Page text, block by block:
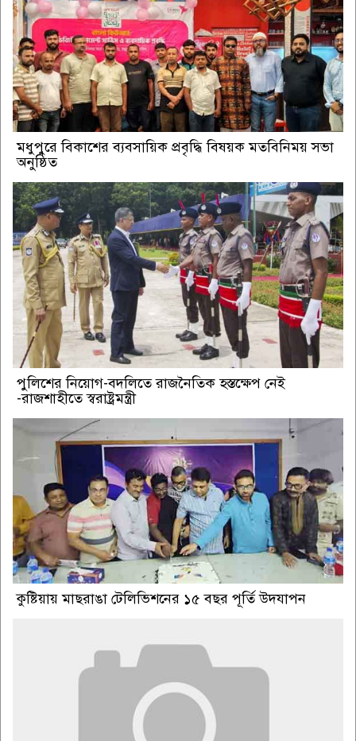
মধুপুরে বিকাশের ব্যবসায়িক প্রবৃদ্ধি বিষয়ক মতবিনিময় সভা
অনুষ্ঠিত
পুলিশের নিয়োগ-বদলিতে রাজনৈতিক হস্তক্ষেপ নেই
-রাজশাহীতে স্বরাষ্ট্রমন্ত্রী
কুষ্টিয়ায় মাছরাঙা টেলিভিশনের ১৫ বছর পূর্তি উদযাপন